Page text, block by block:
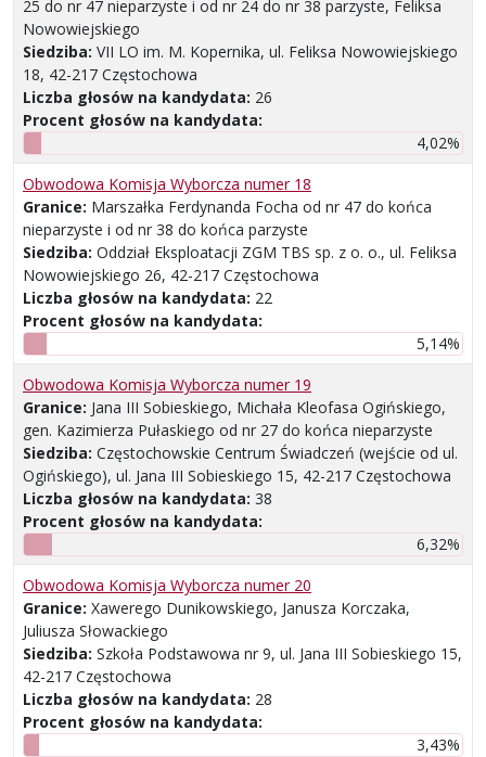
25 do nr 47 nieparzyste i od nr 24 do nr 38 parzyste, Feliksa
Nowowiejskiego
Siedziba: VII LO im. M. Kopernika, ul. Feliksa Nowowiejskiego
18, 42-217 Częstochowa
Liczba głosów na kandydata: 26
Procent głosów na kandydata:
4,02%
Obwodowa Komisja Wyborcza numer 18
Granice: Marszałka Ferdynanda Focha od nr 47 do końca
nieparzyste i od nr 38 do końca parzyste
Siedziba: Oddział Eksploatacji ZGM TBS sp. z o. o., ul. Feliksa
Nowowiejskiego 26, 42-217 Częstochowa
Liczba głosów na kandydata: 22
Procent głosów na kandydata:
5,14%
Obwodowa Komisja Wyborcza numer 19
Granice: Jana III Sobieskiego, Michała Kleofasa Ogińskiego,
gen. Kazimierza Pułaskiego od nr 27 do końca nieparzyste
Siedziba: Częstochowskie Centrum Świadczeń (wejście od ul.
Ogińskiego), ul. Jana III Sobieskiego 15, 42-217 Częstochowa
Liczba głosów na kandydata: 38
Procent głosów na kandydata:
6,32%
Obwodowa Komisja Wyborcza numer 20
Granice: Xawerego Dunikowskiego, Janusza Korczaka,
Juliusza Słowackiego
Siedziba: Szkoła Podstawowa nr 9, ul. Jana III Sobieskiego 15,
42-217 Częstochowa
Liczba głosów na kandydata: 28
Procent głosów na kandydata:
3,43%